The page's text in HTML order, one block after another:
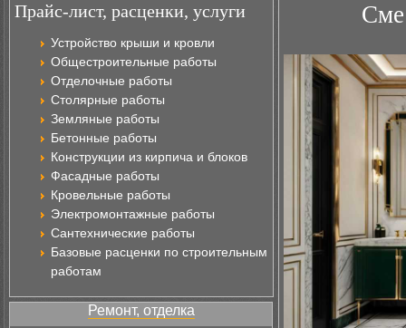
Прайс-лист, расценки, услуги
Устройство крыши и кровли
Общестроительные работы
Отделочные работы
Столярные работы
Земляные работы
Бетонные работы
Конструкции из кирпича и блоков
Фасадные работы
Кровельные работы
Электромонтажные работы
Сантехнические работы
Базовые расценки по строительным
работам
Ремонт, отделка